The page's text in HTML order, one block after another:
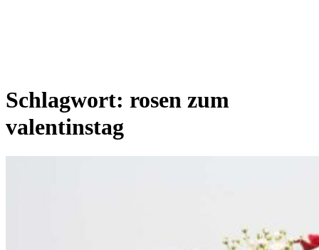
Schlagwort: rosen zum
valentinstag